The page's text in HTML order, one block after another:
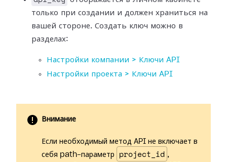
только при создании и должен храниться на
вашей стороне. Создать ключ можно в
разделах:
Настройки компании > Ключи API
Настройки проекта > Ключи API
Внимание
Если необходимый метод API не включает в
себя path-параметр
project_id ,